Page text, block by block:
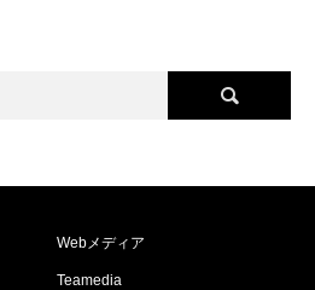
Webメディア
Teamedia